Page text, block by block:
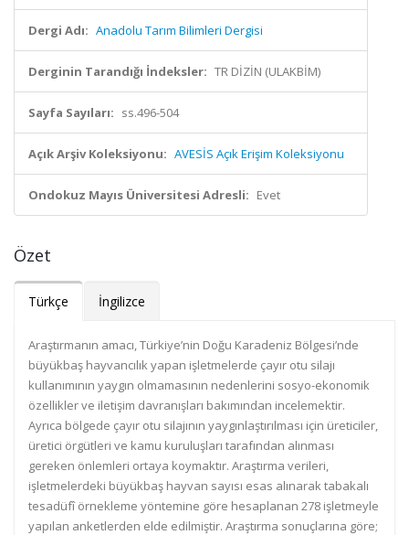
Dergi Adı: Anadolu Tarım Bilimleri Dergisi
Derginin Tarandığı İndeksler: TR DİZİN (ULAKBİM)
Sayfa Sayıları: ss.496-504
Açık Arşiv Koleksiyonu: AVESİS Açık Erişim Koleksiyonu
Ondokuz Mayıs Üniversitesi Adresli: Evet
Özet
Türkçe İngilizce
Araştırmanın amacı, Türkiye’nin Doğu Karadeniz Bölgesi’nde
büyükbaş hayvancılık yapan işletmelerde çayır otu silajı
kullanımının yaygın olmamasının nedenlerini sosyo-ekonomik
özellikler ve iletişim davranışları bakımından incelemektir.
Ayrıca bölgede çayır otu silajının yaygınlaştırılması için üreticiler,
üretici örgütleri ve kamu kuruluşları tarafından alınması
gereken önlemleri ortaya koymaktır. Araştırma verileri,
işletmelerdeki büyükbaş hayvan sayısı esas alınarak tabakalı
tesadüfî örnekleme yöntemine göre hesaplanan 278 işletmeyle
yapılan anketlerden elde edilmiştir. Araştırma sonuçlarına göre;